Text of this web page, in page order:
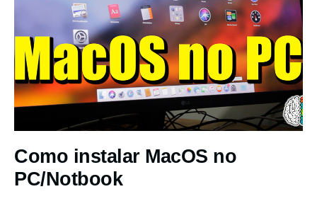
Como instalar MacOS no
PC/Notbook